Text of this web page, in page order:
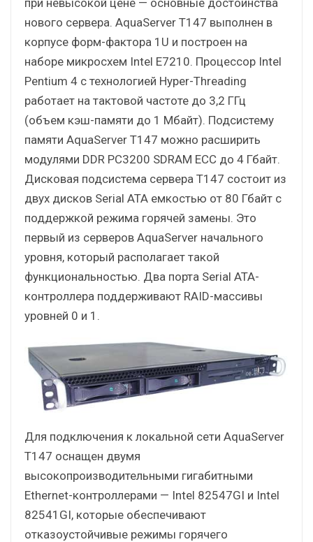
при невысокой цене — основные достоинства
нового сервера. AquaServer T147 выполнен в
корпусе форм-фактора 1U и построен на
наборе микросхем Intel E7210. Процессор Intel
Pentium 4 c технологией Hyper-Threading
работает на тактовой частоте до 3,2 ГГц
(объем кэш-памяти до 1 Мбайт). Подсистему
памяти AquaServer T147 можно расширить
модулями DDR PC3200 SDRAM ECC до 4 Гбайт.
Дисковая подсистема сервера T147 состоит из
двух дисков Serial ATA емкостью от 80 Гбайт с
поддержкой режима горячей замены. Это
первый из серверов AquaServer начального
уровня, который располагает такой
функциональностью. Два порта Serial ATA-
контроллера поддерживают RAID-массивы
уровней 0 и 1.
Для подключения к локальной сети AquaServer
T147 оснащен двумя
высокопроизводительными гигабитными
Ethernet-контроллерами — Intel 82547GI и Intel
82541GI, которые обеспечивают
отказоустойчивые режимы горячего